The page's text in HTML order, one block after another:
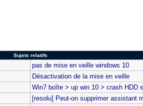
Sujets relatifs
pas de mise en veille windows 10
Désactivation de la mise en veille
Win7 boîte > up win 10 > crash HDD
[resolu] Peut-on supprimer assistant